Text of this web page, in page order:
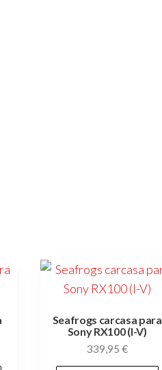
Seafrogs carcasa para
Sony RX100 (I-V)
339,95 €